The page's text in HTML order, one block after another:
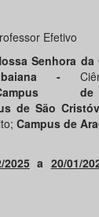
Efetivo
Senhora da
-
de
de São
Campus de
2025a 20/01/